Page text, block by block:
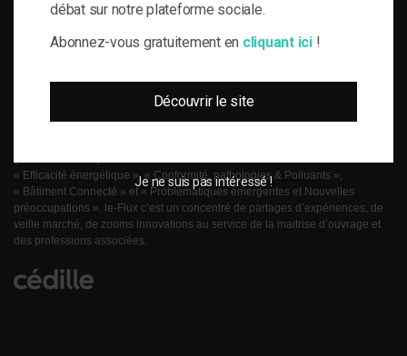
SOLUTIONS DU BÂTI POUR LA MAÎTRISE D'OUVRAGE RESPONSABLE
le-Flux est né de la volonté de proposer aux acteurs de la gestion technique
du bâtiment, de l’information journalistique inédite, fiable et multi-expertises.
« Efficacité énergétique », « Conformité, pathologies & Polluants »,
« Bâtiment Connecté » et « Problématiques émergentes et Nouvelles
préoccupations ». le-Flux c’est un concentré de partages d’expériences, de
veille marché, de zooms innovations au service de la maitrise d’ouvrage et
des professions associées.
débat sur notre plateforme sociale.
Abonnez-vous gratuitement en cliquant ici!
Découvrir le site
Je ne suis pas intéressé !